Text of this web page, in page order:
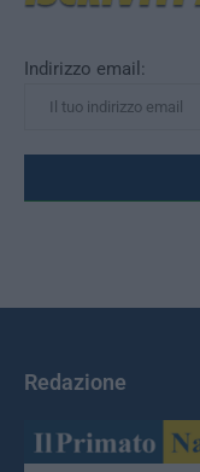
Indirizzo email:
Redazione